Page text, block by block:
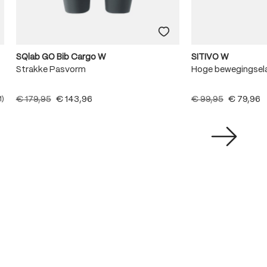
waardering van 5 van 5 sterren
SQlab GO Bib Cargo W
Strakke Pasvorm
€ 179,95 € 143,96
SITIVO W
Hoge
€ 99,95 € 79,96